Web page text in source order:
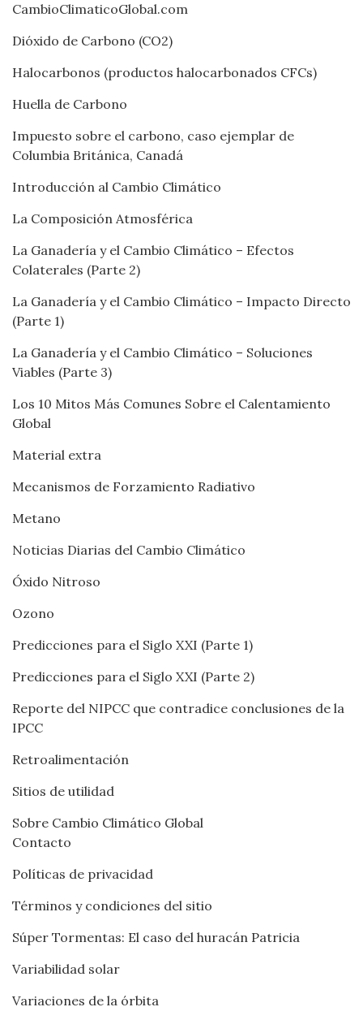
CambioClimaticoGlobal.com
Dióxido de Carbono (CO2)
Halocarbonos (productos halocarbonados CFCs)
Huella de Carbono
Impuesto sobre el carbono, caso ejemplar de
Columbia Británica, Canadá
Introducción al Cambio Climático
La Composición Atmosférica
La Ganadería y el Cambio Climático – Efectos
Colaterales (Parte 2)
La Ganadería y el Cambio Climático – Impacto Directo
(Parte 1)
La Ganadería y el Cambio Climático – Soluciones
Viables (Parte 3)
Los 10 Mitos Más Comunes Sobre el Calentamiento
Global
Material extra
Mecanismos de Forzamiento Radiativo
Metano
Noticias Diarias del Cambio Climático
Óxido Nitroso
Ozono
Predicciones para el Siglo XXI (Parte 1)
Predicciones para el Siglo XXI (Parte 2)
Reporte del NIPCC que contradice conclusiones de la
IPCC
Retroalimentación
Sitios de utilidad
Sobre Cambio Climático Global
Contacto
Políticas de privacidad
Términos y condiciones del sitio
Súper Tormentas: El caso del huracán Patricia
Variabilidad solar
Variaciones de la órbita